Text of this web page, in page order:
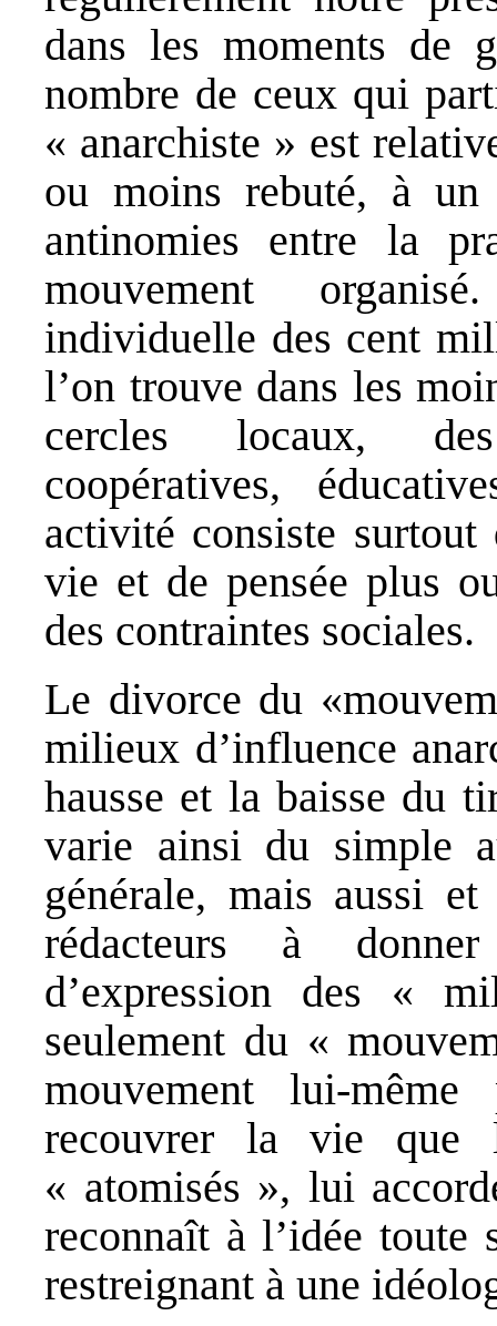
dans les moments de
nombre de ceux qui
« anarchiste » est
ou moins rebuté, à un
antinomies entre la
mouvement
individuelle des cent
l’on trouve dans les
cercles locaux,
coopératives,
activité consiste surtout
vie et de pensée plus
des contraintes sociales.
Le divorce du
milieux d’influence
hausse et la baisse du
varie ainsi du simple
générale, mais aussi
rédacteurs à
d’expression des «
seulement du «
mouvement lui-
recouvrer la vie que
« atomisés », lui
reconnaît à l’idée toute
restreignant à une